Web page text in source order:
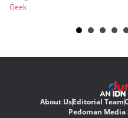
Geek
About UsEditorial Team
Pedoman Media